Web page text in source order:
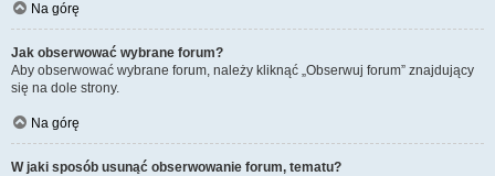
Na górę
Jak obserwować wybrane forum?
Aby obserwować wybrane forum, należy kliknąć „Obserwuj forum” znajdujący
się na dole strony.
Na górę
W jaki sposób usunąć obserwowanie forum, tematu?